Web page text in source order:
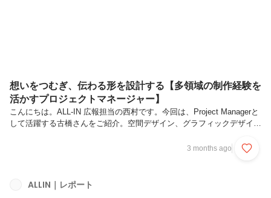
想いをつむぎ、伝わる形を設計する【多領域の制作経験を
活かすプロジェクトマネージャー】
こんにちは。ALL-IN 広報担当の西村です。今回は、Project Managerと
して活躍する古橋さんをご紹介。空間デザイン、グラフィックデザイ
を経験し、2026年1月にALL-INへジョインされた古橋さん。ものづくり
興味を持ってくださっている方は、ぜひご覧ください！古橋 清美（ふ
るはし きよみ） プロジェクトマネージャー空間デザインやグラフィ
3 months ago
ALLIN｜レポート